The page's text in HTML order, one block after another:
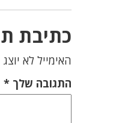
כתיבת
האימייל לא
התגובה שלך*